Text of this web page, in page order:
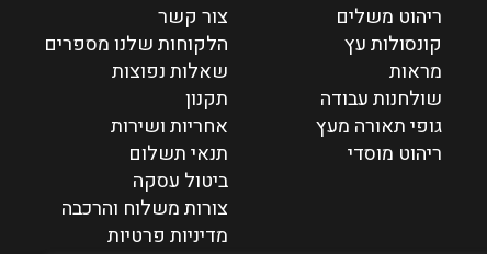
ריהוט משלים
קונסולות עץ
מראות
שולחנות עבודה
גופי תאורה מעץ
ריהוט מוסדי
צור קשר
הלקוחות שלנו מספרים
שאלות נפוצות
תקנון
אחריות ושירות
תנאי תשלום
ביטול עסקה
צורות משלוח והרכבה
מדיניות פרטיות